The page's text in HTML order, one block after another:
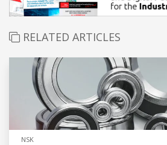
RELATED ARTICLES
NSK